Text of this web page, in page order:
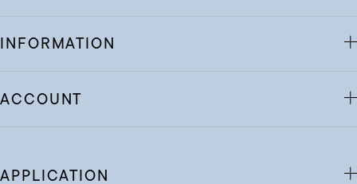
INFORMATION
ACCOUNT
APPLICATION